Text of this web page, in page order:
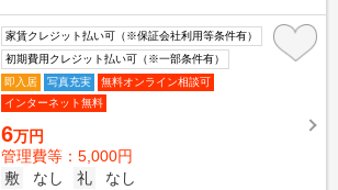
家賃クレジット払い可（※保証会社利用等条件有）
初期費用クレジット払い可（※一部条件有）
即入居
写真充実
無料オンライン相談可
インターネット無料
6万円
管理費等：5,000円
敷
なし 礼
なし